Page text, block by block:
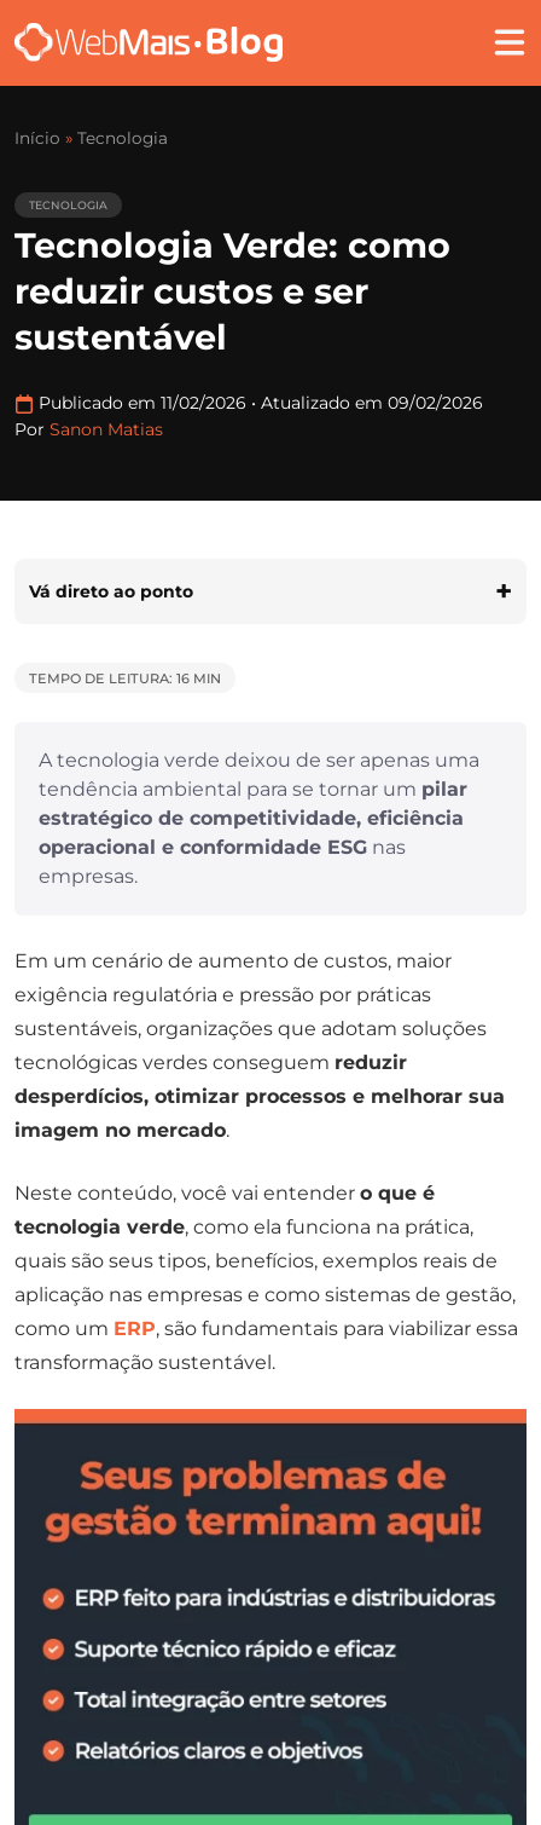
Início » Tecnologia
TECNOLOGIA
Tecnologia Verde: como
reduzir custos e ser
sustentável
Publicado em 11/02/2026 • Atualizado em 09/02/2026
Por Sanon Matias
Vá direto ao ponto
TEMPO DE LEITURA: 16 MIN
A tecnologia verde deixou de ser apenas uma
tendência ambiental para se tornar um pilar
estratégico de competitividade, eficiência
operacional e conformidade ESG nas
empresas.
Em um cenário de aumento de custos, maior
exigência regulatória e pressão por práticas
sustentáveis, organizações que adotam soluções
tecnológicas verdes conseguem reduzir
desperdícios, otimizar processos e melhorar sua
imagem no mercado.
Neste conteúdo, você vai entender o que é
tecnologia verde, como ela funciona na prática,
quais são seus tipos, benefícios, exemplos reais de
aplicação nas empresas e como sistemas de gestão,
como um ERP, são fundamentais para viabilizar essa
transformação sustentável.